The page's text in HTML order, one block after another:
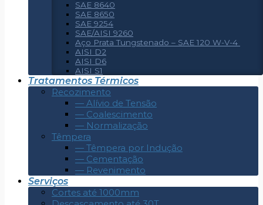
SAE 8640
SAE 8650
SAE 9254
SAE/AISI 9260
Aço Prata Tungstenado – SAE 120 W-V-4
AISI D2
AISI D6
AISI S1
Tratamentos Térmicos
Recozimento
— Alívio de Tensão
— Coalescimento
— Normalização
Têmpera
— Têmpera por Indução
— Cementação
— Revenimento
Serviços
Cortes até 1000mm